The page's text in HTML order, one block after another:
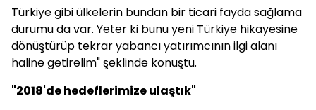
Türkiye gibi ülkelerin bundan bir ticari fayda sağlama
durumu da var. Yeter ki bunu yeni Türkiye hikayesine
dönüştürüp tekrar yabancı yatırımcının ilgi alanı
haline getirelim" şeklinde konuştu.
"2018'de hedeflerimize ulaştık"